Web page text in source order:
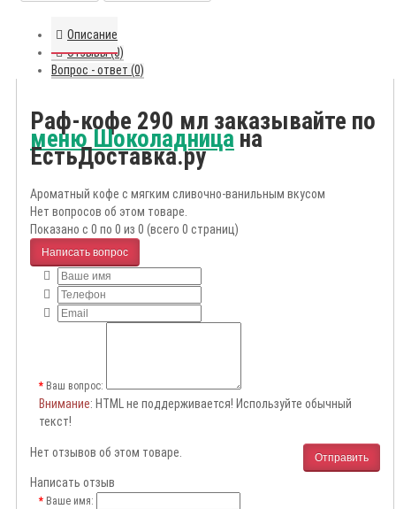
Описание
Отзывы (0)
Вопрос - ответ (0)
Раф-кофе 290 мл заказывайте по
меню Шоколадницана
ЕстьДоставка.ру
Ароматный кофе с мягким сливочно-ванильным вкусом
Нет вопросов об этом товаре.
Показано с 0 по 0 из 0 (всего 0 страниц)
Написать вопрос
Ваш вопрос:
Внимание: HTML не поддерживается! Используйте обычный
текст!
Отправить
Нет отзывов об этом товаре.
Написать отзыв
Ваше имя: